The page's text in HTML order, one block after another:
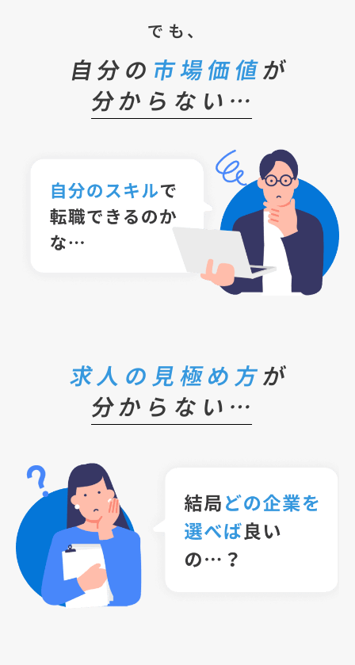
でも、
自分の市場価値が
分からない…
求人の見極め方が
分からない…